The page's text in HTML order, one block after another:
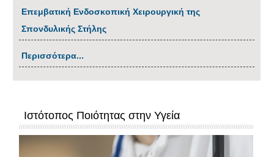
Επεμβατική Ενδοσκοπική Χειρουργική της
Σπονδυλικής Στήλης
Περισσότερα...
Ιστότοπος Ποιότητας στην Υγεία